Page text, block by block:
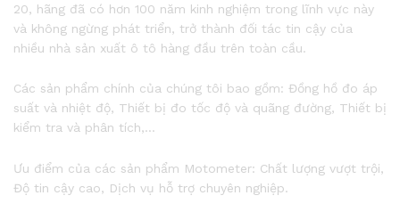
20, hãng đã có hơn 100 năm kinh nghiệm trong lĩnh vực này
và không ngừng phát triển, trở thành đối tác tin cậy của
nhiều nhà sản xuất ô tô hàng đầu trên toàn cầu.
Các sản phẩm chính của chúng tôi bao gồm: Đồng hồ đo áp
suất và nhiệt độ, Thiết bị đo tốc độ và quãng đường, Thiết bị
kiểm tra và phân tích,…
Ưu điểm của các sản phẩm Motometer: Chất lượng vượt trội,
Độ tin cậy cao, Dịch vụ hỗ trợ chuyên nghiệp.